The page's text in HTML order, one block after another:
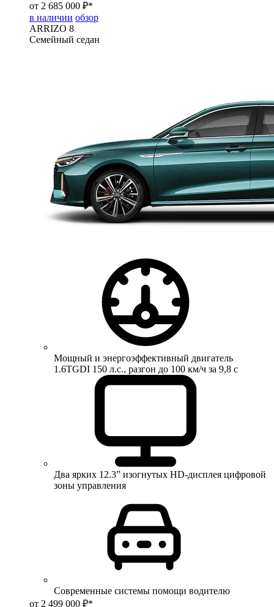
от 2 685 000 ₽*
в наличии обзор
ARRIZO 8
Семейный седан
Мощный и энергоэффективный двигатель
1.6TGDI 150 л.с., разгон до 100 км/ч за 9,8 с
Два ярких 12.3” изогнутых HD-дисплея цифровой
зоны управления
Современные системы помощи водителю
от 2 499 000 ₽*